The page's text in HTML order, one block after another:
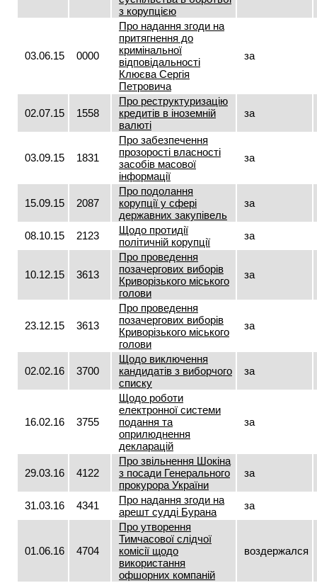
з корупцією
03.06.15 0000
Про надання згоди на
притягнення до
кримінальної
відповідальності
Клюєва Сергія
Петровича
за
02.07.15 1558
Про реструктуризацію
кредитів в іноземній
валюті
за
03.09.15 1831
Про забезпечення
прозорості власності
засобів масової
інформації
за
15.09.15 2087
Про подолання
корупції у сфері
державних закупівель
за
08.10.15 2123
Щодо протидії
політичній корупції
за
10.12.15 3613
Про проведення
позачергових виборів
Криворізького міського
голови
за
23.12.15 3613
Про проведення
позачергових виборів
Криворізького міського
голови
за
02.02.16 3700
Щодо виключення
кандидатів з виборчого
списку
за
16.02.16 3755
Щодо роботи
електронної системи
подання та
оприлюднення
декларацій
за
29.03.16 4122
Про звільнення Шокіна
з посади Генерального
прокурора України
за
31.03.16 4341
Про надання згоди на
арешт судді Бурана
за
01.06.16 4704
Про утворення
Тимчасової слідчої
комісії щодо
використання
офшорних компаній
воздержался